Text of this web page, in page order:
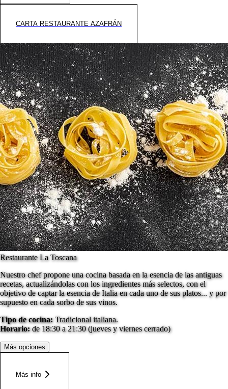
CARTA RESTAURANTE AZAFRÁN
Restaurante La Toscana
Nuestro chef propone una cocina basada en la esencia de las antiguas
recetas, actualizándolas con los ingredientes más selectos, con el
objetivo de captar la esencia de Italia en cada uno de sus platos... y por
supuesto en cada sorbo de sus vinos.
Tipo de cocina:Tradicional italiana.
Horario:de 18:30 a 21:30 (jueves y viernes cerrado)
Más opciones
Más info